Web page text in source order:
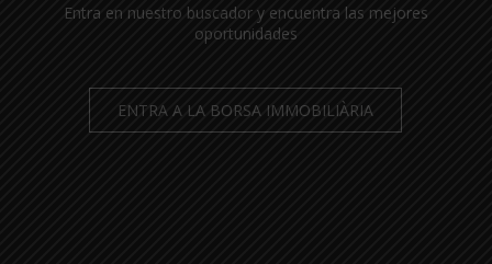
Entra en nuestro buscador y encuentra las mejores
oportunidades
ENTRA A LA BORSA IMMOBILIÀRIA